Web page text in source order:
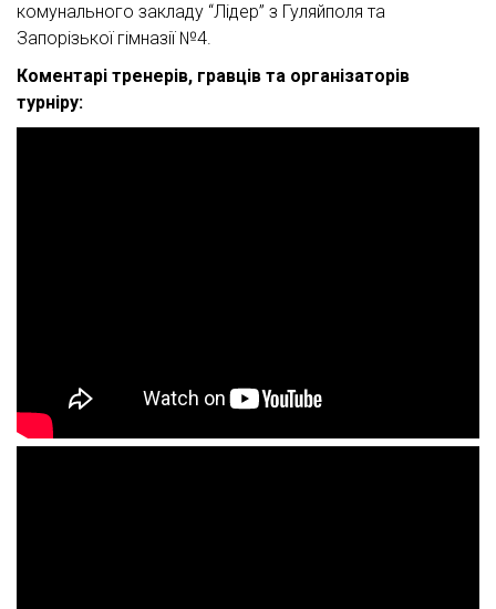
комунального закладу “Лідер” з Гуляйполя та
Запорізької гімназії №4.
Коментарі тренерів, гравців та організаторів
турніру: